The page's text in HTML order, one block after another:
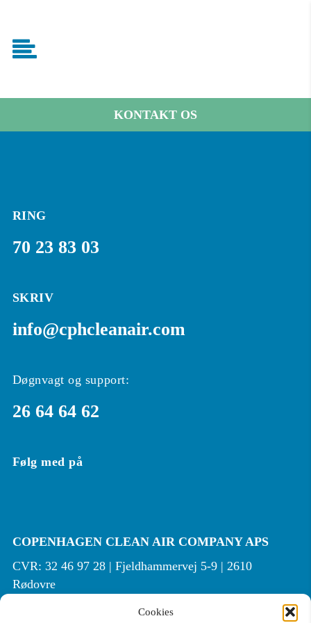
Cookies
KONTAKT OS
RING
70 23 83 03
SKRIV
info@cphcleanair.com
Døgnvagt og support:
26 64 64 62
Følg med på
COPENHAGEN CLEAN AIR COMPANY APS
CVR: 32 46 97 28 | Fjeldhammervej 5-9 | 2610
Rødovre